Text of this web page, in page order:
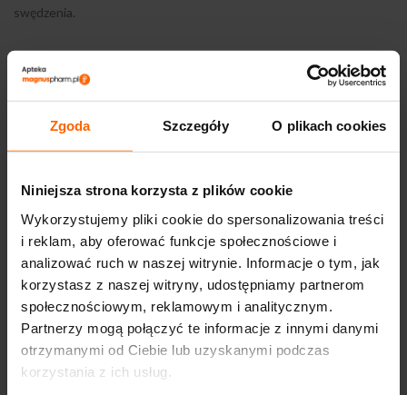
Zgoda Szczegóły O plikach cookies
Niniejsza strona korzysta z plików cookie
Wykorzystujemy pliki cookie do spersonalizowania treści
i reklam, aby oferować funkcje społecznościowe i
analizować ruch w naszej witrynie. Informacje o tym, jak
korzystasz z naszej witryny, udostępniamy partnerom
społecznościowym, reklamowym i analitycznym.
Partnerzy mogą połączyć te informacje z innymi danymi
otrzymanymi od Ciebie lub uzyskanymi podczas
korzystania z ich usług.
swędzenia.
OPINIE (0)
DOSTAWA I PŁATNOŚĆ
PODOBNE PRODUKTY